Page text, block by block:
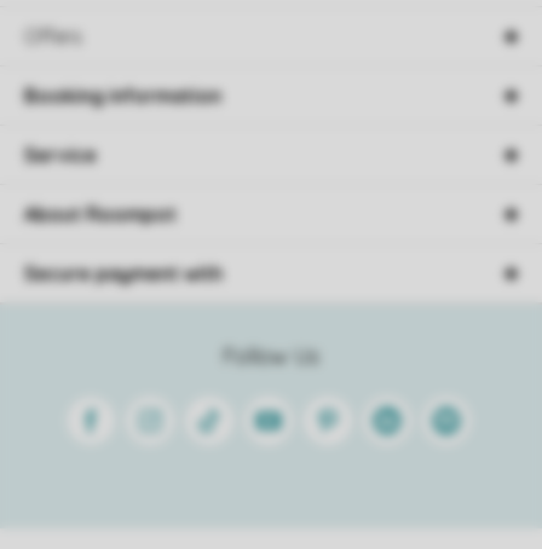
Offers
Follow Us
FacebookInstagram
Tiktok Youtube PinterestLinkedinSpotify
Booking information
Service
About Roompot
Secure payment with